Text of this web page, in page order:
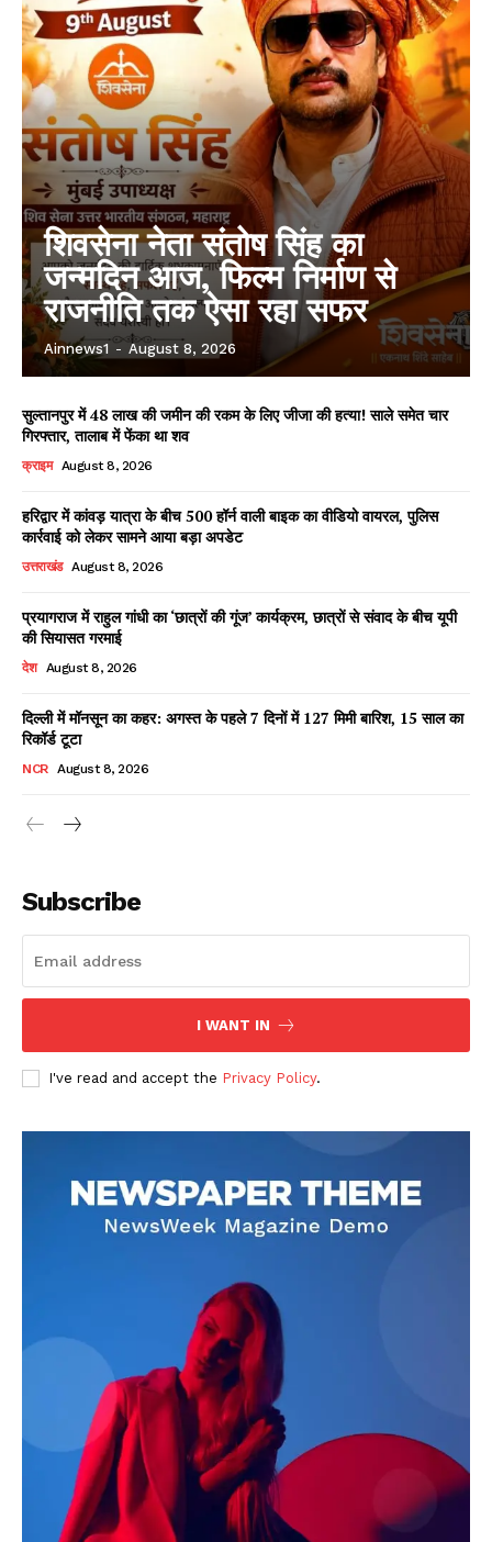
Facebook
X WhatsApp
Share
AIN NEWS 1
Contact Us
Privacy Policy
Terms of Use Agreement
Facebook
X WhatsApp
Share
शिवसेना नेता संतोष सिंह का
जन्मदिन आज, फिल्म निर्माण से
राजनीति तक ऐसा रहा सफर
Ainnews1 - August 8, 2026
सुल्तानपुर में 48 लाख की जमीन की रकम के लिए जीजा की हत्या! साले समेत चार
गिरफ्तार, तालाब में फेंका था शव
क्राइम August 8, 2026
हरिद्वार में कांवड़ यात्रा के बीच 500 हॉर्न वाली बाइक का वीडियो वायरल, पुलिस
कार्रवाई को लेकर सामने आया बड़ा अपडेट
उत्तराखंड August 8, 2026
प्रयागराज में राहुल गांधी का ‘छात्रों की गूंज’ कार्यक्रम, छात्रों से संवाद के बीच यूपी
की सियासत गरमाई
देश August 8, 2026
दिल्ली में मॉनसून का कहर: अगस्त के पहले 7 दिनों में 127 मिमी बारिश, 15 साल का
रिकॉर्ड टूटा
NCR August 8, 2026
Subscribe
I WANT IN
I've read and accept the Privacy Policy.